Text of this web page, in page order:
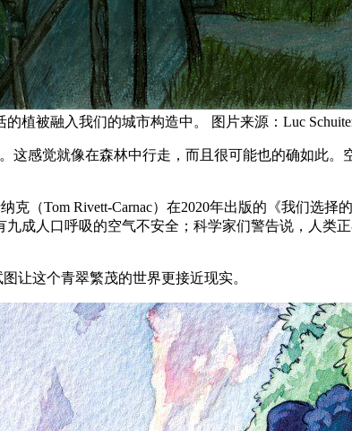
植被融入我们的城市构造中。 图片来源：Luc
这感觉就像在森林中行走，而且很可能也的确如此
克（Tom Rivett-Carnac）在2020年出版的《我们选择
成人口呼吸的空气不安全；科学家们警告说，人类
让这个青翠繁茂的世界更接近现实。